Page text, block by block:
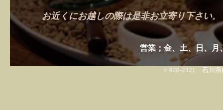
お近くにお越しの際は是非お立寄り下さい。
ル．シェ
営業；金、土、日、
〒920-2321 石川